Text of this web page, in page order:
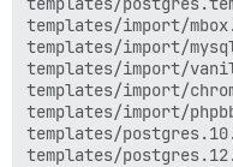
templates/import/
templates/import/
templates/import/
templates/import/
templates/import/
templates/
templates/